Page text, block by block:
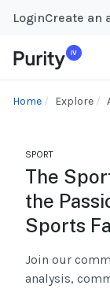
LoginCreate an
Home Explore
SPORT
The
the
Sports
Join our
analysis,